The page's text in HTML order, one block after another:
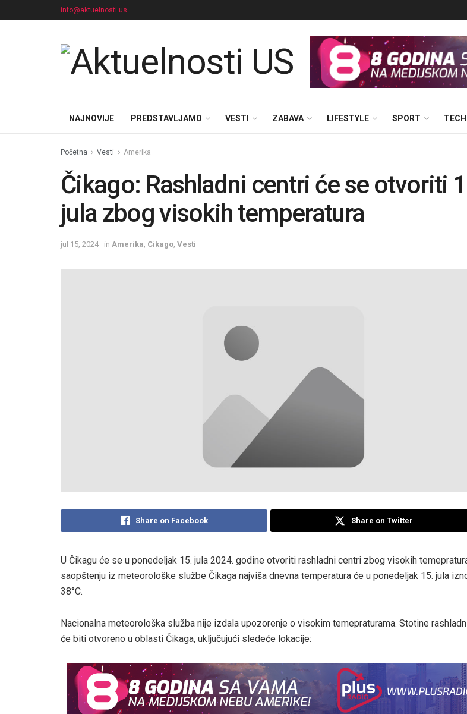
info@aktuelnosti.us
NAJNOVIJE PREDSTAVLJAMO VESTI ZABAVA LIFESTYLE SPORT TECH
Početna Vesti Amerika
Čikago: Rashladni centri će se otvoriti
jula zbog visokih temperatura
jul 15, 2024 in Amerika Cikago Vesti
Share on Facebook Share on Twitter
U Čikagu će se u ponedeljak 15. jula 2024. godine otvoriti rashladni centri zbog visokih
saopštenju iz meteorološke službe Čikaga najviša dnevna temperatura će u ponedeljak 15. jula
38°C.
Nacionalna meteorološka služba nije izdala upozorenje o visokim temepraturama. Stotine
će biti otvoreno u oblasti Čikaga, uključujući sledeće lokacije: